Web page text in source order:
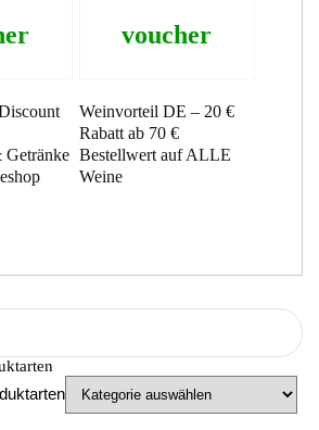
Getränke
voucher
Weinvorteil DE – 20 €
Rabatt ab 70 €
Bestellwert auf ALLE
Weine